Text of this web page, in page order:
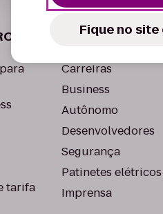
tarifa
LYFT
Carreiras
Business
Autônomo
Desenvolvedores
Segurança
Patinetes elétricos
Imprensa
Fique no site